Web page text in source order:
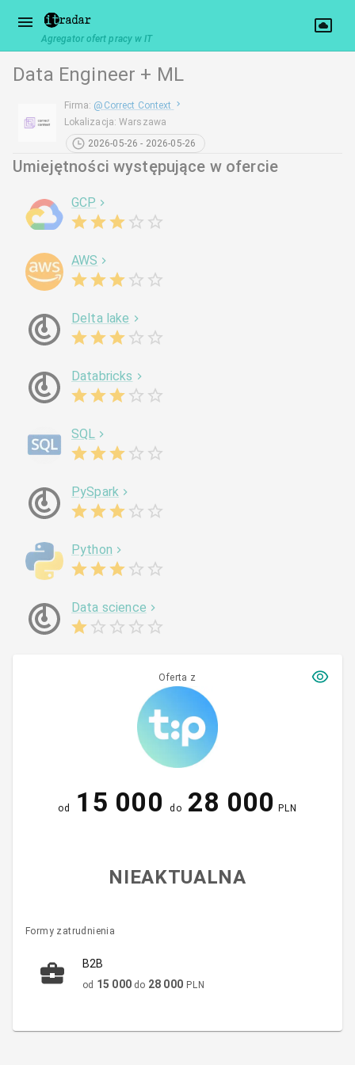
Agregator ofert pracy w IT
Data Engineer + ML
Firma: @ Correct Context
Lokalizacja:Warszawa
2026-05-26 - 2026-05-26
Umiejętności występujące w ofercie
GCP
AWS
Delta lake
Databricks
SQL
PySpark
Python
Data science
Oferta z
od 15 000 do 28 000 PLN
NIEAKTUALNA
Formy zatrudnienia
B2B
od 15 000 do 28 000 PLN